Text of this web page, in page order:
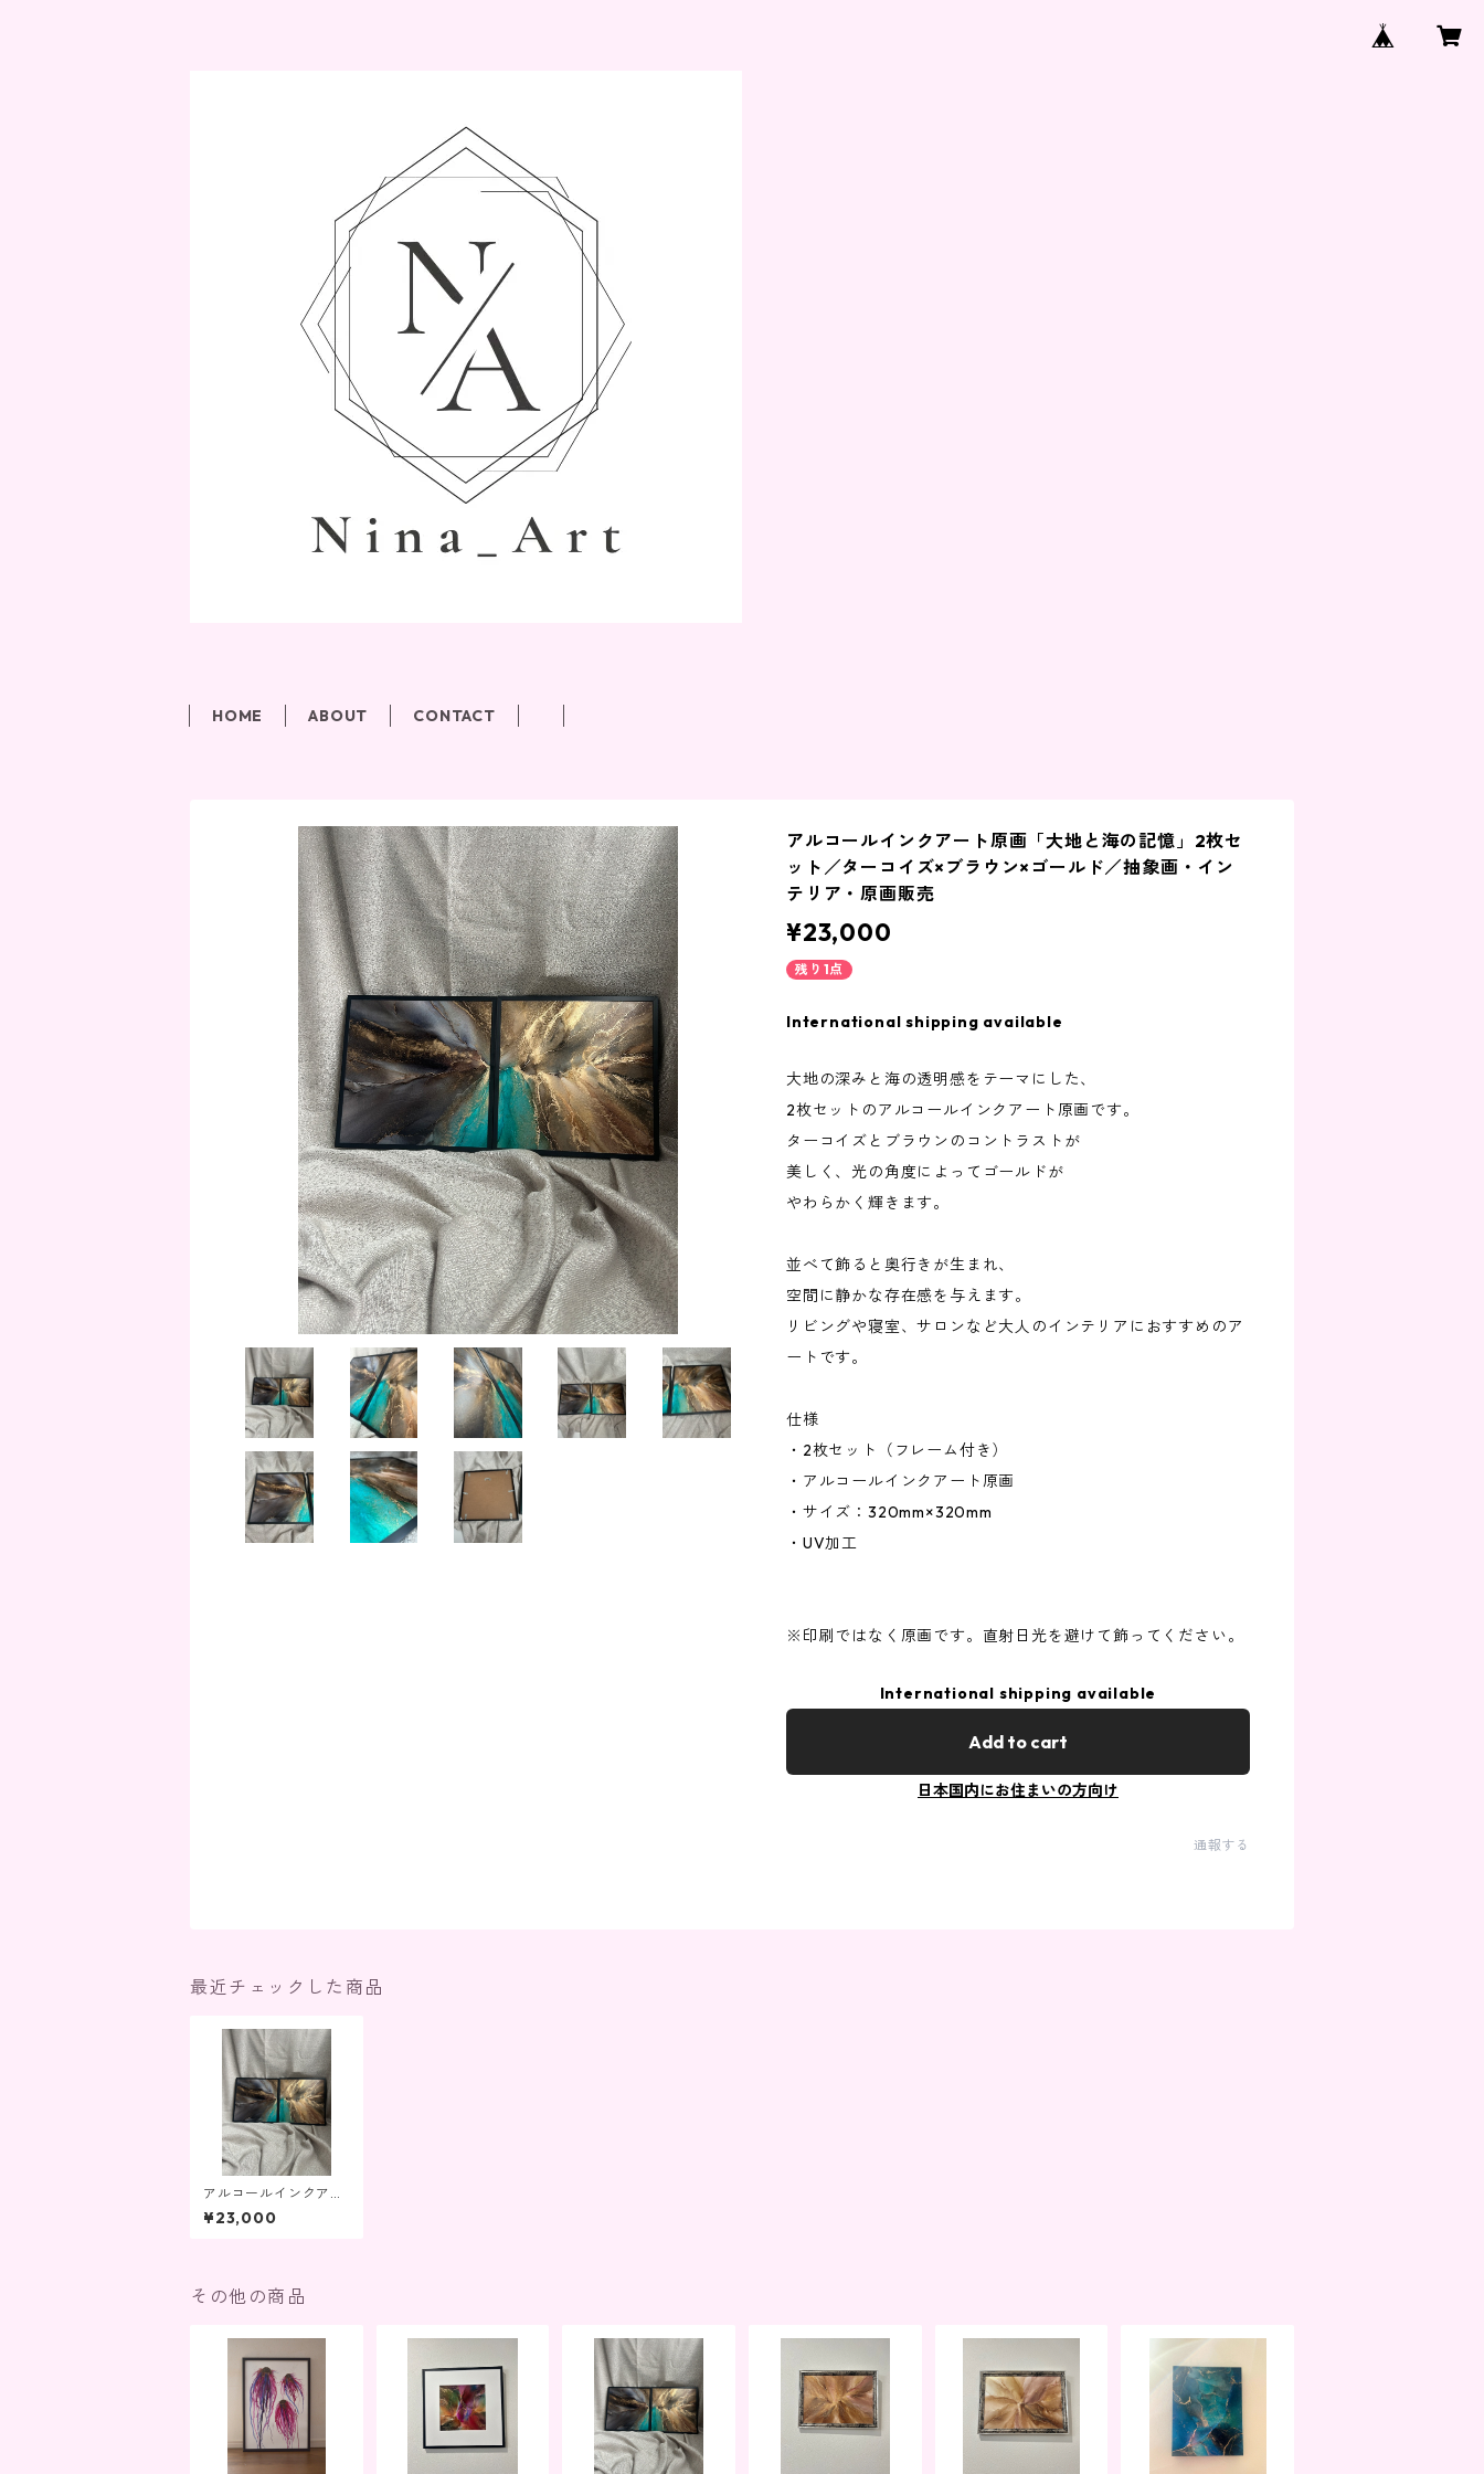
HOME ABOUT CONTACT
アルコールインクアート原画「大地と海の記憶」2枚セ
ット／ターコイズ×ブラウン×ゴールド／抽象画・イン
テリア・原画販売
¥23,000
残り1点
International shipping available
大地の深みと海の透明感をテーマにした、
2枚セットのアルコールインクアート原画です。
ターコイズとブラウンのコントラストが
美しく、光の角度によってゴールドが
やわらかく輝きます。
並べて飾ると奥行きが生まれ、
空間に静かな存在感を与えます。
リビングや寝室、サロンなど大人のインテリアにおすすめのア
ートです。
仕様
・2枚セット（フレーム付き）
・アルコールインクアート原画
・サイズ：320mm×320mm
・UV加工
※印刷ではなく原画です。直射日光を避けて飾ってください。
International shipping available
Add to cart
日本国内にお住まいの方向け
通報する
最近チェックした商品
アルコールインクアー
ト原画「大地と海の記
憶」2枚セット／ター
¥23,000
その他の商品